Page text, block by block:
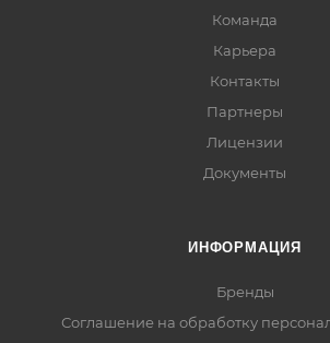
Команда
Карьера
Контакты
Партнеры
Лицензии
Документы
ИНФОРМАЦИЯ
Бренды
Соглашение на обработку